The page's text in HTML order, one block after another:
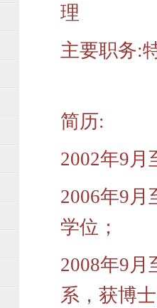
理
主要职务:
简历:
2002年9月
2006年9月
学位；
2008年9月
系，获博